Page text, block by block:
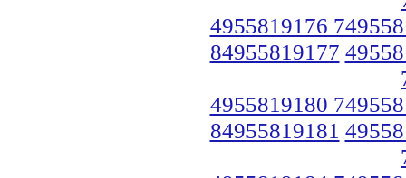
4955819176
84955819177
4955819180
84955819181